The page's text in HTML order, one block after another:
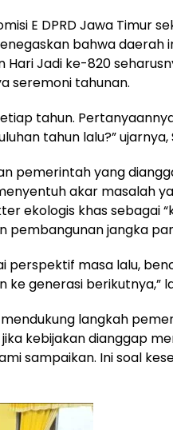
E DPRD Jawa Timur
bahwa daerah
Hari Jadi ke-820
seremoni tahunan.
tahun.
tahun lalu?” ujarnya,
pemerintah yang
akar masalah
ekologis khas sebagai
pembangunan jangka
perspektif masa lalu,
ke generasi berikutnya,”
langkah
kebijakan dianggap
sampaikan. Ini soal